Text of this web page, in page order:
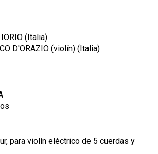
(Italia)
D'ORAZIO (violín) (Italia)
para violín eléctrico de 5 cuerdas y